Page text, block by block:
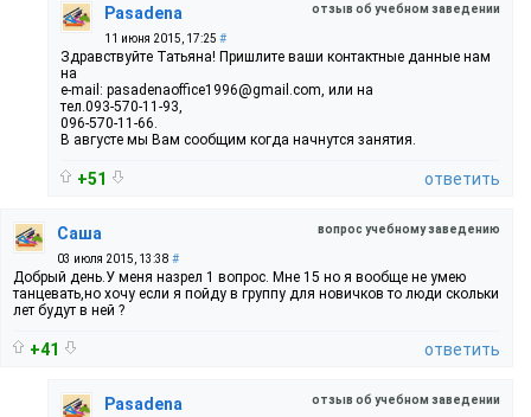
отзыв об учебном заведении
Pasadena
11 июня 2015, 17:25 #
Здравствуйте Татьяна! Пришлите ваши контактные данные нам
на
e-mail: pasadenaoffice1996@gmail.com, или на
тел.093-570-11-93,
096-570-11-66.
В августе мы Вам сообщим когда начнутся занятия.
+51 ответить
вопрос учебному заведению
Саша
03 июля 2015, 13:38 #
Добрый день.У меня назрел 1 вопрос. Мне 15 но я вообще не умею
танцевать,но хочу если я пойду в группу для новичков то люди скольки
лет будут в ней ?
+41 ответить
отзыв об учебном заведении
Pasadena